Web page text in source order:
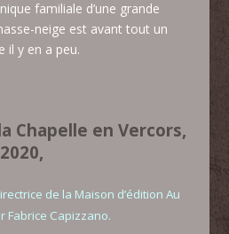
familiale d’une grande
neige est avant tout un
il y en a peu.
Chapelle en Vercors,
de la Maison d’édition Au
Fabrice Capizzano.